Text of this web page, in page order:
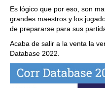
Es lógico que por eso, son
grandes maestros y los
de prepararse para sus
Acaba de salir a la venta la
Database 2022.